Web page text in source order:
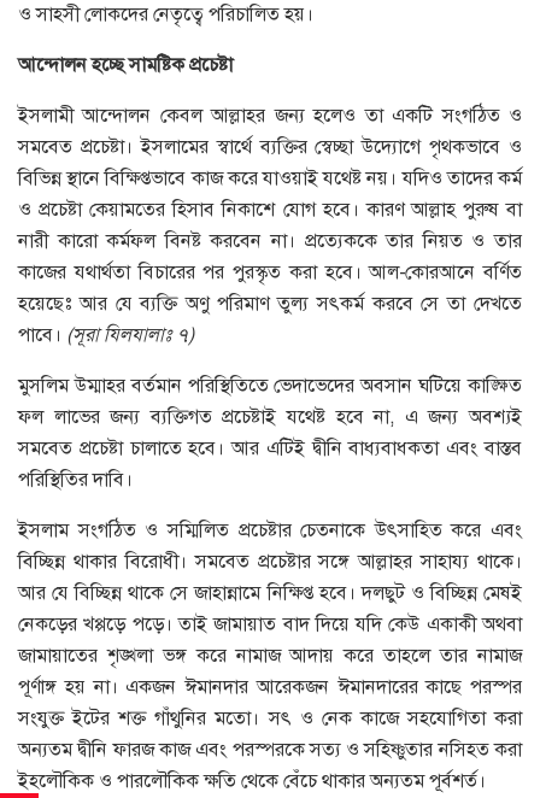
ও সাহসী লোকদের নেতৃত্বে পরিচালিত হয়।
আন্দোলনহচ্ছেসামষ্টিকপ্রচেষ্টা
ইসলামী আন্দোলন কেবল আল্লাহর জন্য হলেও তা একটি সংগঠিত ও
সমবেত প্রচেষ্টা। ইসলামের স্বার্থে ব্যক্তির স্বেচ্ছা উদ্যোগে পৃথকভাবে ও
বিভিন্ন স্থানে বিক্ষিপ্তভাবে কাজ করে যাওয়াই যথেষ্ট নয়। যদিও তাদের কর্ম
ও প্রচেষ্টা কেয়ামতের হিসাব নিকাশে যোগ হবে। কারণ আল্লাহ পুরুষ বা
নারী কারো কর্মফল বিনষ্ট করবেন না। প্রত্যেককে তার নিয়ত ও তার
কাজের যথার্থতা বিচারের পর পুরস্কৃত করা হবে। আল-কোরআনে বর্ণিত
হয়েছেঃ আর যে ব্যক্তি অণু পরিমাণ তুল্য সৎকর্ম করবে সে তা দেখতে
পাবে। (সূরা যিলযালাঃ ৭)
মুসলিম উম্মাহর বর্তমান পরিস্থিতিতে ভেদাভেদের অবসান ঘটিয়ে কাঙ্ক্ষিত
ফল লাভের জন্য ব্যক্তিগত প্রচেষ্টাই যথেষ্ট হবে না, এ জন্য অবশ্যই
সমবেত প্রচেষ্টা চালাতে হবে। আর এটিই দ্বীনি বাধ্যবাধকতা এবং বাস্তব
পরিস্থিতির দাবি।
ইসলাম সংগঠিত ও সম্মিলিত প্রচেষ্টার চেতনাকে উৎসাহিত করে এবং
বিচ্ছিন্ন থাকার বিরোধী। সমবেত প্রচেষ্টার সঙ্গে আল্লাহর সাহায্য থাকে।
আর যে বিচ্ছিন্ন থাকে সে জাহান্নামে নিক্ষিপ্ত হবে। দলছুট ও বিচ্ছিন্ন মেষই
নেকড়ের খপ্পড়ে পড়ে। তাই জামায়াত বাদ দিয়ে যদি কেউ একাকী অথবা
জামায়াতের শৃঙ্খলা ভঙ্গ করে নামাজ আদায় করে তাহলে তার নামাজ
পূর্ণাঙ্গ হয় না। একজন ঈমানদার আরেকজন ঈমানদারের কাছে পরস্পর
সংযুক্ত ইটের শক্ত গাঁথুনির মতো। সৎ ও নেক কাজে সহযোগিতা করা
অন্যতম দ্বীনি ফারজ কাজ এবং পরস্পরকে সত্য ও সহিষ্ণুতার নসিহত করা
ইহলৌকিক ও পারলৌকিক ক্ষতি থেকে বেঁচে থাকার অন্যতম পূর্বশর্ত।